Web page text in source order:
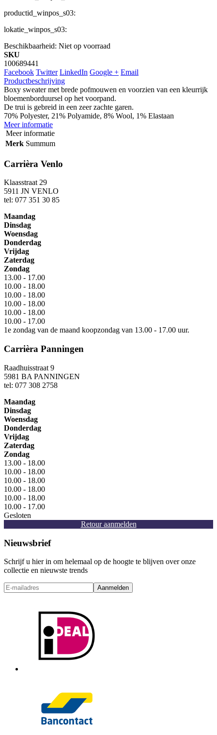
productid_winpos_s03:
lokatie_winpos_s03:
Beschikbaarheid: Niet op voorraad
SKU
100689441
Facebook Twitter LinkedIn Google + Email
Productbeschrijving
Boxy sweater met brede pofmouwen en voorzien van een kleurrijk
bloemenborduursel op het voorpand.
De trui is gebreid in een zeer zachte garen.
70% Polyester, 21% Polyamide, 8% Wool, 1% Elastaan
Meer informatie
Meer informatie
Merk Summum
Carrièra Venlo
Klaasstraat 29
5911 JN VENLO
tel: 077 351 30 85
Maandag
Dinsdag
Woensdag
Donderdag
Vrijdag
Zaterdag
Zondag
13.00 - 17.00
10.00 - 18.00
10.00 - 18.00
10.00 - 18.00
10.00 - 18.00
10.00 - 17.00
1e zondag van de maand koopzondag van 13.00 - 17.00 uur.
Carrièra Panningen
Raadhuisstraat 9
5981 BA PANNINGEN
tel: 077 308 2758
Maandag
Dinsdag
Woensdag
Donderdag
Vrijdag
Zaterdag
Zondag
13.00 - 18.00
10.00 - 18.00
10.00 - 18.00
10.00 - 18.00
10.00 - 18.00
10.00 - 17.00
Gesloten
Retour aanmelden
Nieuwsbrief
Schrijf u hier in om helemaal op de hoogte te blijven over onze
collectie en nieuwste trends
Aanmelden